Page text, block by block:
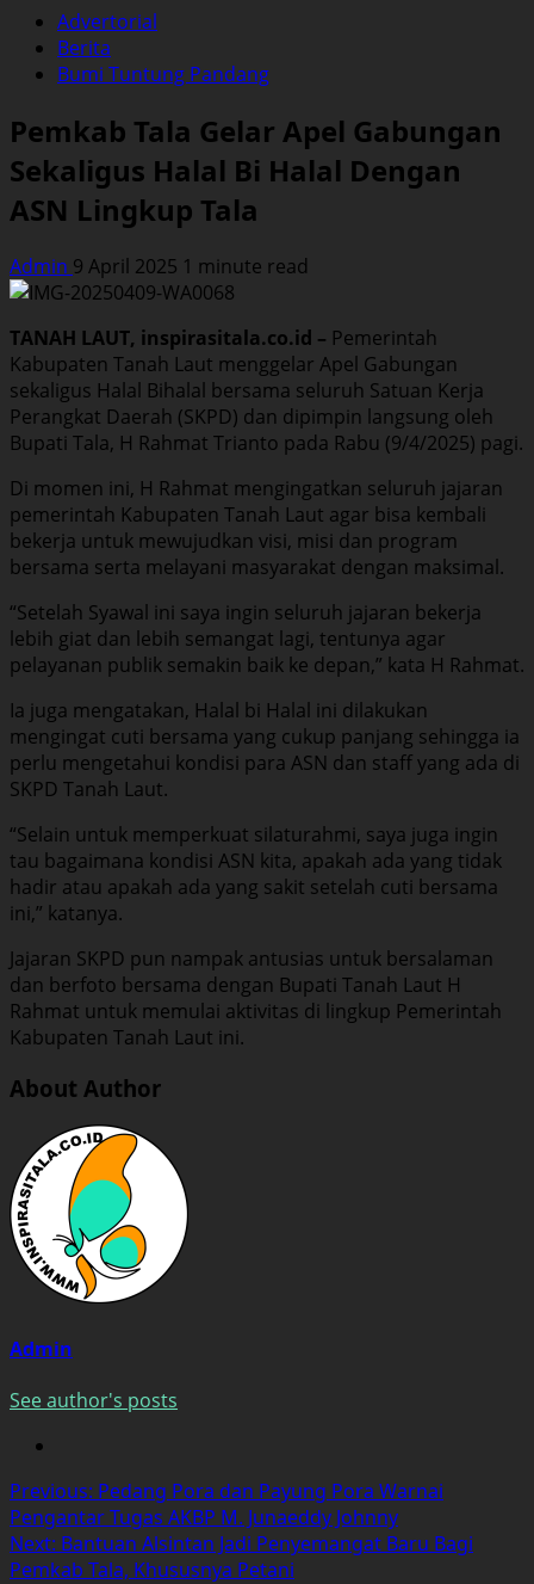
Advertorial
Berita
Bumi Tuntung Pandang
Pemkab Tala Gelar Apel Gabungan
Sekaligus Halal Bi Halal Dengan
ASN Lingkup Tala
Admin 9 April 2025 1 minute read
TANAH LAUT, inspirasitala.co.id – Pemerintah
Kabupaten Tanah Laut menggelar Apel Gabungan
sekaligus Halal Bihalal bersama seluruh Satuan Kerja
Perangkat Daerah (SKPD) dan dipimpin langsung oleh
Bupati Tala, H Rahmat Trianto pada Rabu (9/4/2025) pagi.
Di momen ini, H Rahmat mengingatkan seluruh jajaran
pemerintah Kabupaten Tanah Laut agar bisa kembali
bekerja untuk mewujudkan visi, misi dan program
bersama serta melayani masyarakat dengan maksimal.
“Setelah Syawal ini saya ingin seluruh jajaran bekerja
lebih giat dan lebih semangat lagi, tentunya agar
pelayanan publik semakin baik ke depan,” kata H Rahmat.
Ia juga mengatakan, Halal bi Halal ini dilakukan
mengingat cuti bersama yang cukup panjang sehingga ia
perlu mengetahui kondisi para ASN dan staff yang ada di
SKPD Tanah Laut.
“Selain untuk memperkuat silaturahmi, saya juga ingin
tau bagaimana kondisi ASN kita, apakah ada yang tidak
hadir atau apakah ada yang sakit setelah cuti bersama
ini,” katanya.
Jajaran SKPD pun nampak antusias untuk bersalaman
dan berfoto bersama dengan Bupati Tanah Laut H
Rahmat untuk memulai aktivitas di lingkup Pemerintah
Kabupaten Tanah Laut ini.
About Author
Admin
See author's posts
Post
navigation
Previous: Pedang Pora dan Payung Pora Warnai
Pengantar Tugas AKBP M. Junaeddy Johnny
Next: Bantuan Alsintan Jadi Penyemangat Baru Bagi
Pemkab Tala, Khususnya Petani